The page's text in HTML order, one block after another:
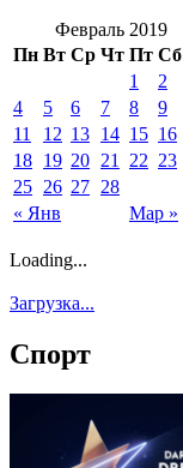
Февраль 2019
Пн Вт Ср Чт Пт Сб
« Янв Мар »
1 2
4
5 6 7 8 9
11
12 13 14 15 16
18 19 20 21 22 23
25 26 27 28
Loading...
Загрузка...
Спорт